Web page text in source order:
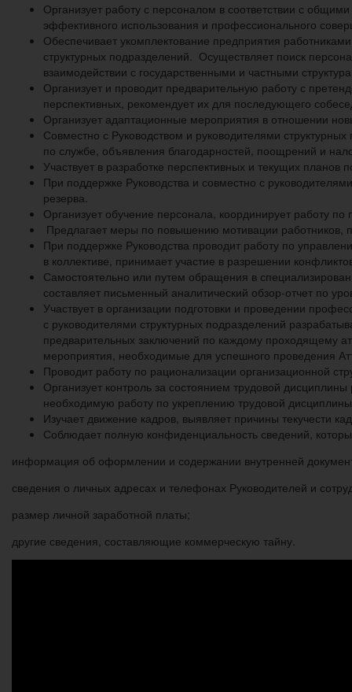
Организует работу с персоналом в соответствии с
эффективного использования и профессионального
Обеспечивает укомплектование предприятия
структурных подразделений. Осуществляет поиск
взаимодействии с государственными и частными
Организует и проводит предварительную работу с
перспективных, рекомендует их для последующего
Организует адаптационные мероприятия в отношении
Совместно с Руководством и руководителями
по службе, объявления благодарностей, поощрений и
Участвует в разработке перспективных и текущих планов
При поддержке Руководства и совместно с
резерва.
Организует обучение персонала, координирует работу
Предлагает меры по повышению мотивации работников,
При поддержке Руководства проводит работу по
в коллективе, принимает участие в разрешении
Самостоятельно или путем обращения в
составляет письменный аналитический обзор-отчет по
Участвует в организации подготовки и проведении
с руководителями структурных подразделений
предварительных заключений по каждому проходящему
мероприятия, необходимые для успешного проведения
Проводит работу по рационализации организационной
Организует контроль за состоянием трудовой
необходимую работу по укреплению трудовой
Изучает движение кадров, выявляет причины текучести
Соблюдает полную конфиденциальность сведений,
информация об оформлении и содержании внутренней
сведения о личных адресах и телефонах Руководителей и
размер личной заработной платы;
другие сведения, составляющие коммерческую тайну.